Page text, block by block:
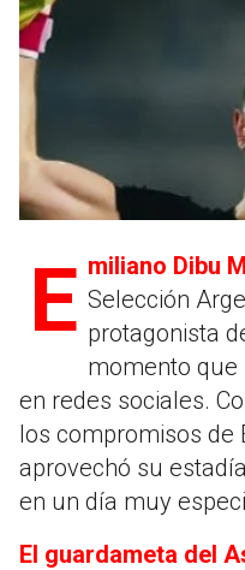
Emiliano Dibu
Selección
protagonista
momento que
en redes sociales.
los compromisos de
aprovechó su
en un día muy
El guardameta del